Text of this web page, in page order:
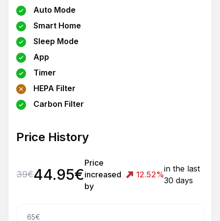
Auto Mode
Smart Home
Sleep Mode
App
Timer
HEPA Filter
Carbon Filter
Price History
39€44.95€
Price
increased
by
12.52%
in the last
30 days
65€